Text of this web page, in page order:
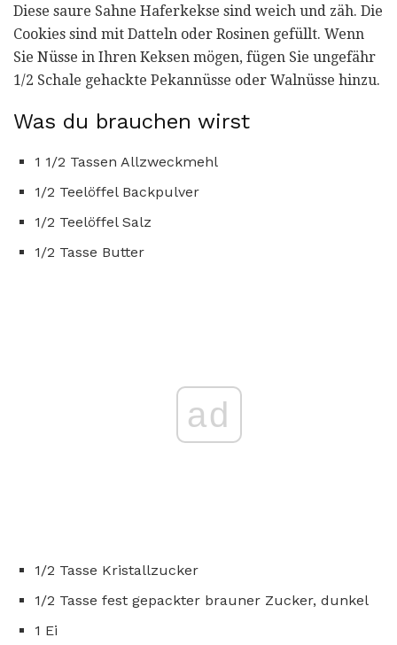
Diese saure Sahne Haferkekse sind weich und zäh. Die
Cookies sind mit Datteln oder Rosinen gefüllt. Wenn
Sie Nüsse in Ihren Keksen mögen, fügen Sie ungefähr
1/2 Schale gehackte Pekannüsse oder Walnüsse hinzu.
Was du brauchen wirst
1 1/2 Tassen Allzweckmehl
1/2 Teelöffel Backpulver
1/2 Teelöffel Salz
1/2 Tasse Butter
ad
1/2 Tasse Kristallzucker
1/2 Tasse fest gepackter brauner Zucker, dunkel
1 Ei